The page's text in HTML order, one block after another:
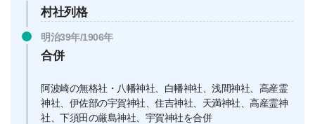
村社列格
明治39年/1906年
合併
阿波崎の無格社・八幡神社、白幡神社、浅間神社、高産霊
神社、伊佐部の宇賀神社、住吉神社、天満神社、高産霊神
社、下須田の厳島神社、宇賀神社を合併